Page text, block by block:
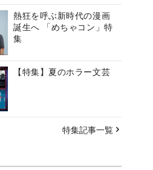
熱狂を呼ぶ新時代の漫画
誕生へ 「めちゃコン」特
集
【特集】夏のホラー文芸
特集記事一覧